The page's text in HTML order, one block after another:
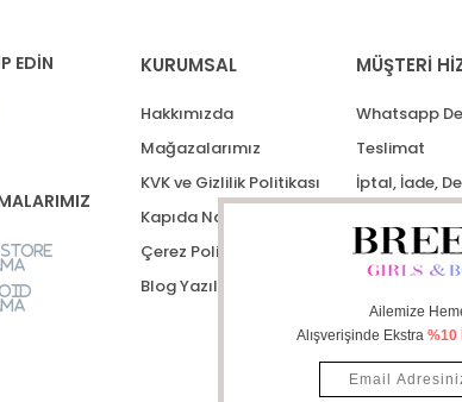
EDİN
Store
KURUMSAL
Hakkımızda
Mağazalarımız
KVK ve Gizlilik Politikası
Kapıda Nakit Ödeme
Çerez Politikası
Blog Yazıları
MÜŞTERİ
Whatsapp
Teslimat
İptal, İade,